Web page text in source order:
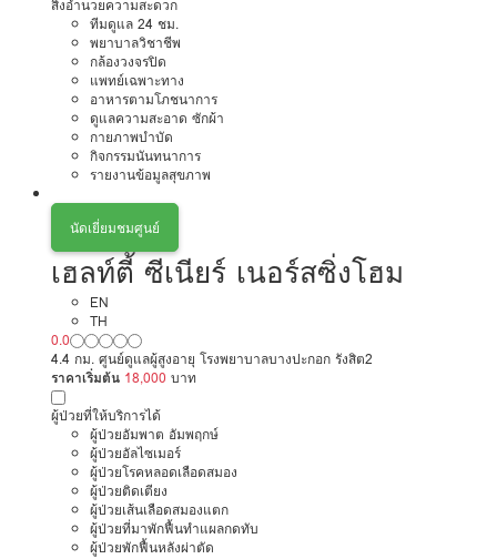
สิ่งอำนวยความสะดวก
ทีมดูแล 24 ชม.
พยาบาลวิชาชีพ
กล้องวงจรปิด
แพทย์เฉพาะทาง
อาหารตามโภชนาการ
ดูแลความสะอาด ซักผ้า
กายภาพบำบัด
กิจกรรมนันทนาการ
รายงานข้อมูลสุขภาพ
นัดเยี่ยมชมศูนย์
เฮลท์ตี้ ซีเนียร์ เนอร์สซิ่งโฮม
EN
TH
0.0
4.4 กม. ศูนย์ดูแลผู้สูงอายุ โรงพยาบาลบางปะกอก รังสิต2
ราคาเริ่มต้น 18,000 บาท
ผู้ป่วยที่ให้บริการได้
ผู้ป่วยอัมพาต อัมพฤกษ์
ผู้ป่วยอัลไซเมอร์
ผู้ป่วยโรคหลอดเลือดสมอง
ผู้ป่วยติดเตียง
ผู้ป่วยเส้นเลือดสมองแตก
ผู้ป่วยที่มาพักฟื้นทำแผลกดทับ
ผู้ป่วยพักฟื้นหลังผ่าตัด